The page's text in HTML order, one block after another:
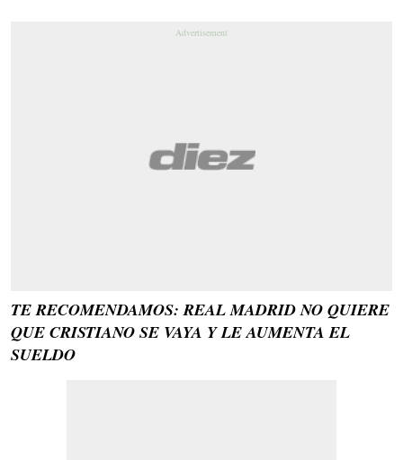
TE RECOMENDAMOS: REAL MADRID NO QUIERE
QUE CRISTIANO SE VAYA Y LE AUMENTA EL
SUELDO